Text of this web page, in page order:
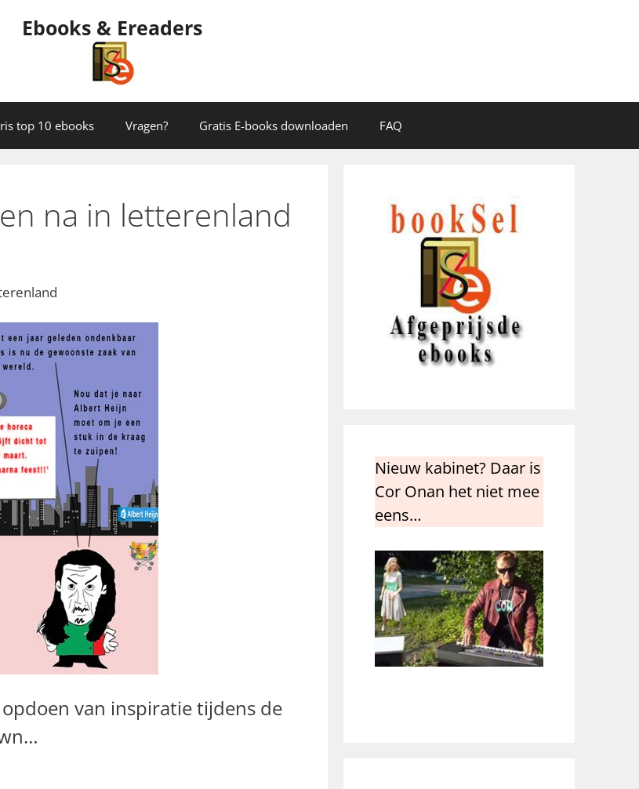
Ebooks & Ereaders
top 10 ebooks Vragen? Gratis E-books downloaden FAQ
na in letterenland
van inspiratie tijdens de
Nieuw kabinet? Daar is
Cor Onan het niet mee
eens…